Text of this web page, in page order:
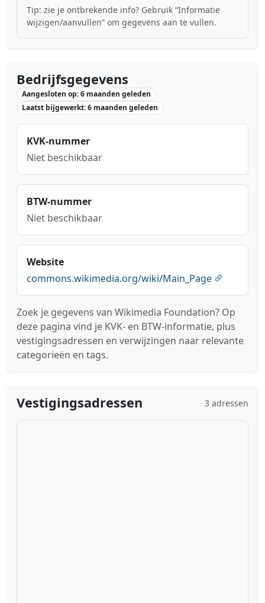
Tip: zie je ontbrekende info? Gebruik “Informatie
wijzigen/aanvullen” om gegevens aan te vullen.
Bedrijfsgegevens
Aangesloten op: 6 maanden geleden
Laatst bijgewerkt: 6 maanden geleden
KVK-nummer
Niet beschikbaar
BTW-nummer
Niet beschikbaar
Website
commons.wikimedia.org/wiki/Main_Page
Zoek je gegevens van Wikimedia Foundation? Op
deze pagina vind je KVK- en BTW-informatie, plus
vestigingsadressen en verwijzingen naar relevante
categorieën en tags.
Vestigingsadressen 3 adressen